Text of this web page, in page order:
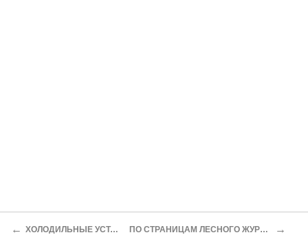
← ХОЛОДИЛЬНЫЕ УСТАНОВКИ ПО СТРАНИЦАМ ЛЕСНОГО ЖУРНАЛА МОД →